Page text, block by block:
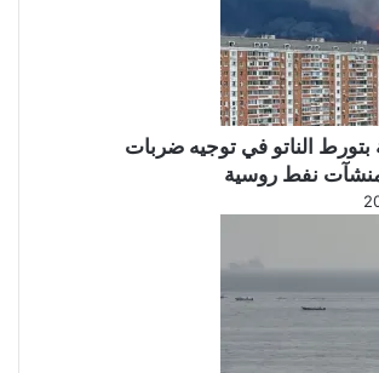
الناتو في توجيه ضربات
منشآت نفط روسية